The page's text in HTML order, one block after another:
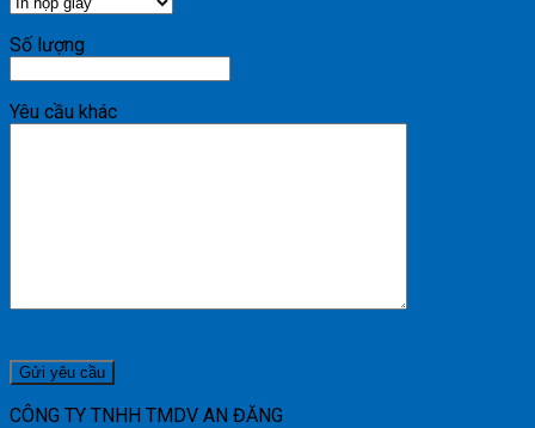
Số lượng
Yêu cầu khác
CÔNG TY TNHH TMDV AN ĐĂNG